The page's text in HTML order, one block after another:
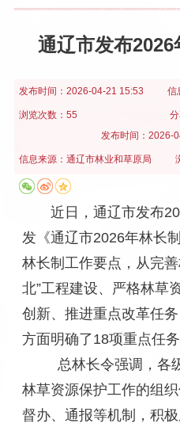
当前位置：首页>政务公
通辽市发布
发布时间： 2026-04-21 15:53 信
浏览次数：55
分
发布时间： 2026-
信息来源： 通辽市林业和草原局
近日，通辽市发布
发《通辽市2026年林长
林长制工作要点，从完
北”工程建设、严格林草
创新、推进重点改革任
方面明确了18项重点任务
总林长令强调，各
林草资源保护工作的组
督办、通报等机制，积